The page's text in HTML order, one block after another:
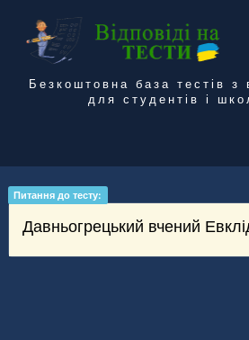
Безкоштовна база тестів з
для студентів і
Питання до тесту:
Давньогрецький вчений